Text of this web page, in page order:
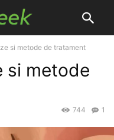
si metode de tratament
si metode
1
744